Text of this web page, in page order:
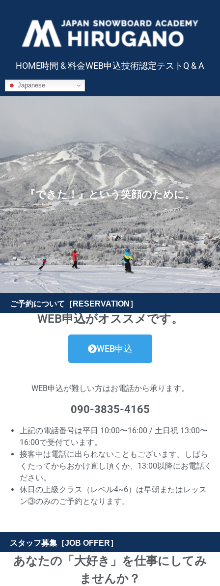
HOME時間 & 料金WEB申込技術認定テスト Q & A
Japanese
『できた！』という笑顔のために。
ご予約について［RESERVATION］
WEB申込がオススメです。
WEB申込
WEB申込が難しい方はお電話から承ります。
090-3835-4165
上記の電話番号は平日 10:00〜16:00 / 土日祝 13:00〜
16:00で受付ています。
接客中は電話に出られないこともございます。しばら
くたってからおかけ直し頂くか、13:00以降にお電話く
ださい。
休日の上級クラス（レベル4~6）は早朝またはレッス
ン③のみのご予約となります。
スタッフ募集［JOB OFFER］
あなたの「大好き」を仕事にしてみ
ませんか？